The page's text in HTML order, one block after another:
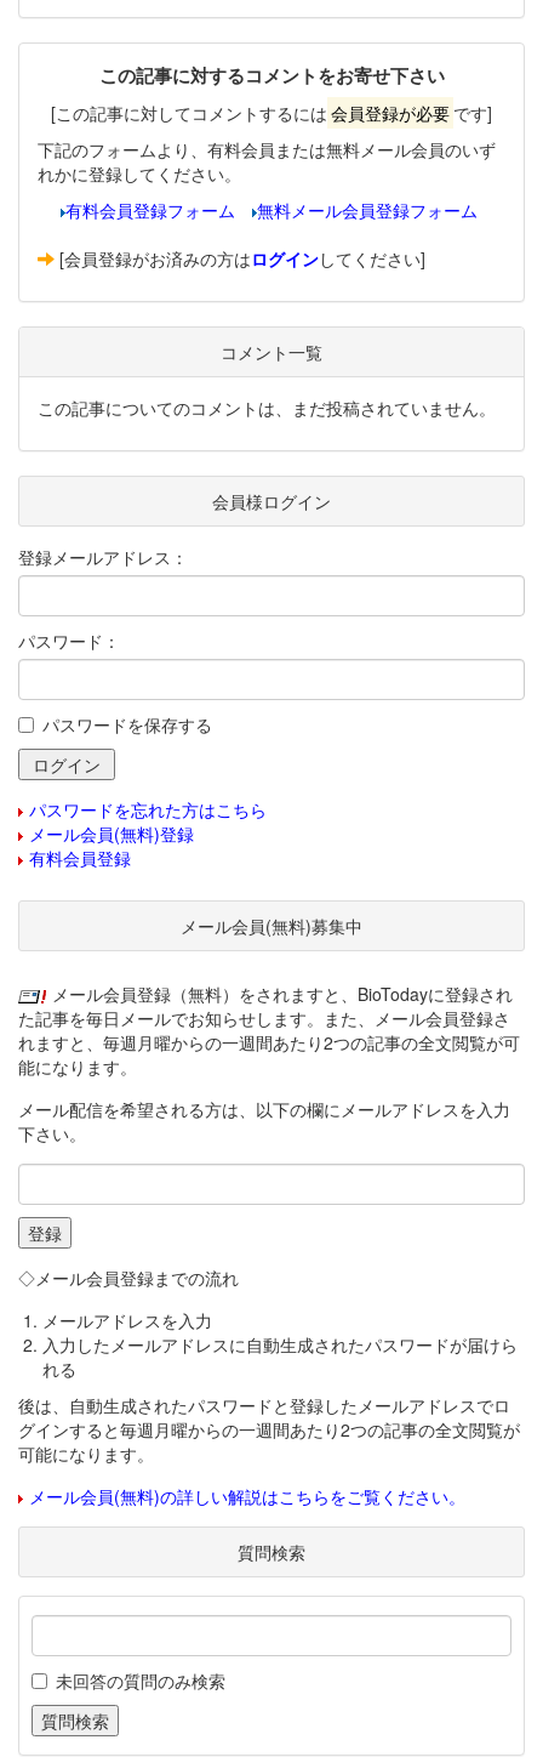
この記事に対するコメントをお寄せ下さい
[この記事に対してコメントするには 会員登録が必要 です]
下記のフォームより、有料会員または無料メール会員のいず
れかに登録してください。
有料会員登録フォーム
無料メール会員登録フォーム
[会員登録がお済みの方はログインしてください]
コメント一覧
この記事についてのコメントは、まだ投稿されていません。
会員様ログイン
登録メールアドレス：
パスワード：
パスワードを保存する
パスワードを忘れた方はこちら
メール会員(無料)登録
有料会員登録
メール会員(無料)募集中
メール会員登録（無料）をされますと、BioTodayに登録され
た記事を毎日メールでお知らせします。また、メール会員登録さ
れますと、毎週月曜からの一週間あたり2つの記事の全文閲覧が可
能になります。
メール配信を希望される方は、以下の欄にメールアドレスを入力
下さい。
◇メール会員登録までの流れ
メールアドレスを入力
入力したメールアドレスに自動生成されたパスワードが届けら
れる
後は、自動生成されたパスワードと登録したメールアドレスでロ
グインすると毎週月曜からの一週間あたり2つの記事の全文閲覧が
可能になります。
メール会員(無料)の詳しい解説はこちらをご覧ください。
質問検索
未回答の質問のみ検索